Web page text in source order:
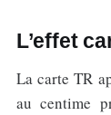
L’effet
La carte TR
au centime